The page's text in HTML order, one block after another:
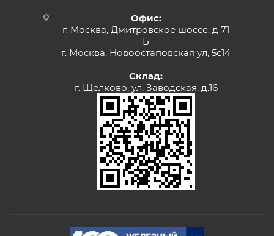
Офис:
г. Москва, Дмитровское шоссе, д 71
Б
г. Москва, Новоостаповская ул, 5с14
Склад:
г. Щелково, ул. Заводская, д.16